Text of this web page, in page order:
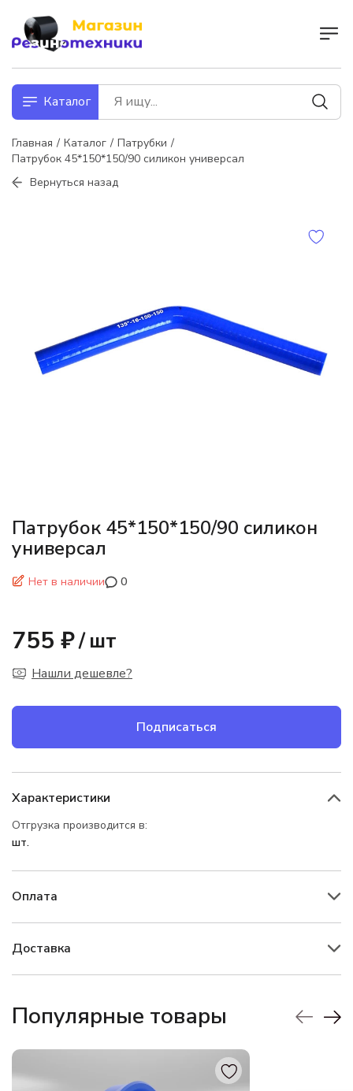
Каталог
Главная Каталог
Патрубки
Патрубок 45*150*150/90 силикон универсал
Вернуться назад
Патрубок 45*150*150/90 силикон
универсал
Нет в наличии 0
755 ₽/ шт
Нашли дешевле?
Подписаться
Характеристики
Отгрузка производится в:
шт.
Оплата
Доставка
Популярные товары